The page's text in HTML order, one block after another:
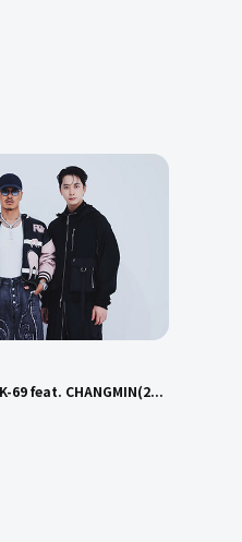
69 feat. CHANGMIN(2...